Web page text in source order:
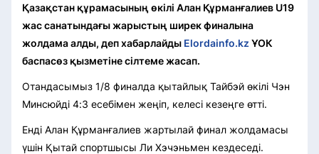
Қазақстан құрамасының өкілі Алан Құрманғалиев U19
жас санатындағы жарыстың ширек финалына
жолдама алды, деп хабарлайды Elordainfo.kz ҰОК
баспасөз қызметіне сілтеме жасап.
Отандасымыз 1/8 финалда қытайлық Тайбэй өкілі Чэн
Минсюйді 4:3 есебімен жеңіп, келесі кезеңге өтті.
Енді Алан Құрманғалиев жартылай финал жолдамасы
үшін Қытай спортшысы Ли Хэчэньмен кездеседі.